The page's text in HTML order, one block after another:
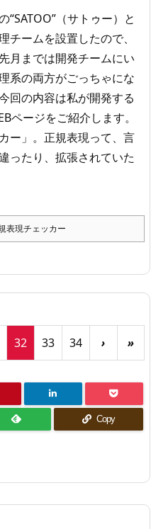
（サトゥー）と
チームを設置したので、
月までは開発チームにい
系の両方がごっちゃにな
回の内容は私が開発する
ページをご紹介します。
ー」。 正規表現って、言
ったり、拡張されていた
表現チェッカー
32 33 34 › »
Copy